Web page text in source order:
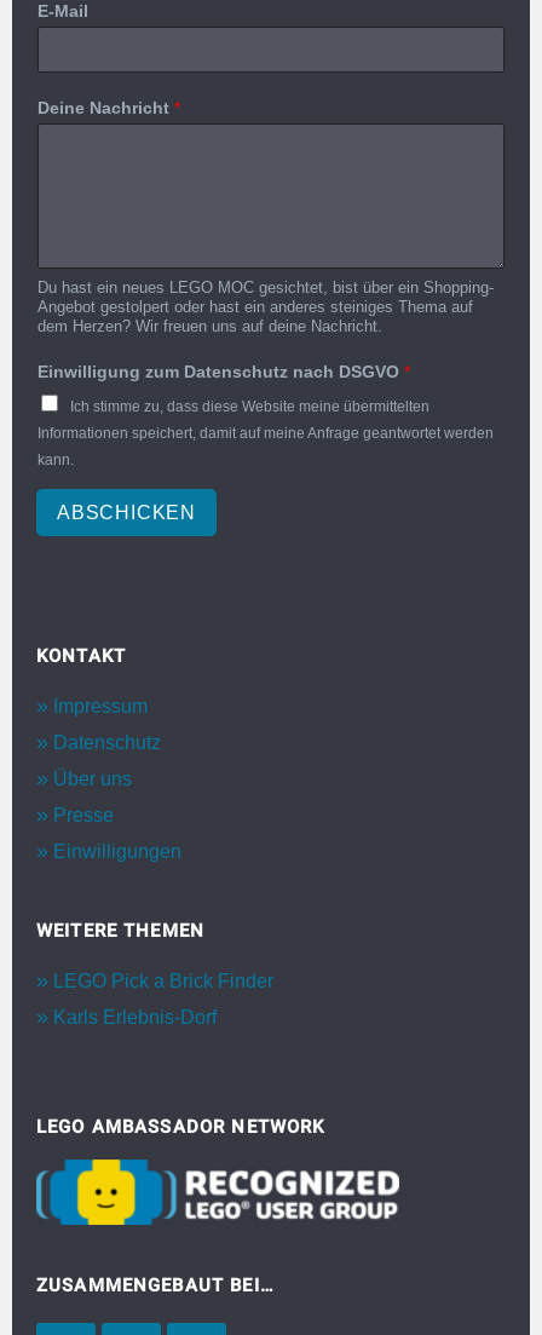
E-Mail
Deine Nachricht *
Du hast ein neues LEGO MOC gesichtet, bist über ein Shopping-
Angebot gestolpert oder hast ein anderes steiniges Thema auf
dem Herzen? Wir freuen uns auf deine Nachricht.
Einwilligung zum Datenschutz nach DSGVO *
Ich stimme zu, dass diese Website meine übermittelten
Informationen speichert, damit auf meine Anfrage geantwortet werden
kann.
ABSCHICKEN
KONTAKT
Impressum
Datenschutz
Über uns
Presse
Einwilligungen
WEITERE THEMEN
LEGO Pick a Brick Finder
Karls Erlebnis-Dorf
LEGO AMBASSADOR NETWORK
ZUSAMMENGEBAUT BEI…